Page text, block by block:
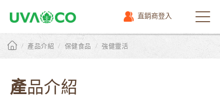
直銷商登入
選
單
/ 產品介紹 / 保健食品 / 強健靈活
產品介紹